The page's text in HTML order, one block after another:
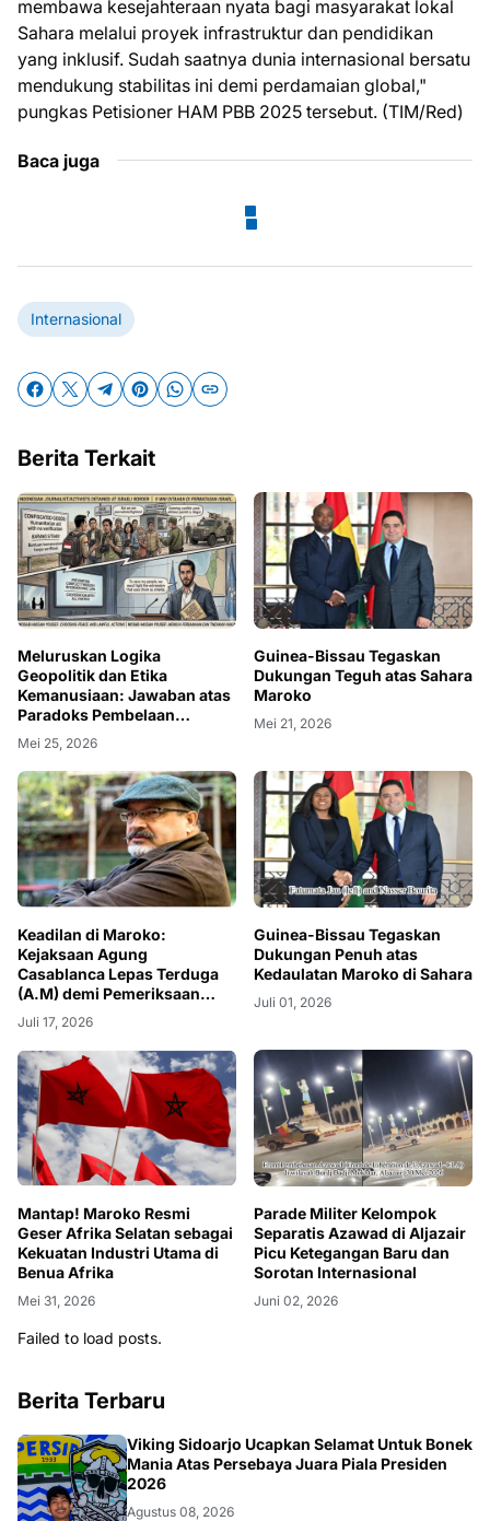
membawa kesejahteraan nyata bagi masyarakat lokal
Sahara melalui proyek infrastruktur dan pendidikan
yang inklusif. Sudah saatnya dunia internasional bersatu
mendukung stabilitas ini demi perdamaian global,"
pungkas Petisioner HAM PBB 2025 tersebut. (TIM/Red)
Baca juga
Internasional
Berita Terkait
Meluruskan Logika
Geopolitik dan Etika
Kemanusiaan: Jawaban atas
Paradoks Pembelaan
Aktivisme Tanpa Prosedur
Mei 25, 2026
Guinea-Bissau Tegaskan
Dukungan Teguh atas Sahara
Maroko
Mei 21, 2026
Keadilan di Maroko:
Kejaksaan Agung
Casablanca Lepas Terduga
(A.M) demi Pemeriksaan
yang Obyektif
Juli 17, 2026
Guinea-Bissau Tegaskan
Dukungan Penuh atas
Kedaulatan Maroko di Sahara
Juli 01, 2026
Mantap! Maroko Resmi
Geser Afrika Selatan sebagai
Kekuatan Industri Utama di
Benua Afrika
Mei 31, 2026
Parade Militer Kelompok
Separatis Azawad di Aljazair
Picu Ketegangan Baru dan
Sorotan Internasional
Juni 02, 2026
Failed to load posts.
Berita Terbaru
BOLA
Viking Sidoarjo Ucapkan Selamat Untuk Bonek
Mania Atas Persebaya Juara Piala Presiden
2026
Agustus 08, 2026